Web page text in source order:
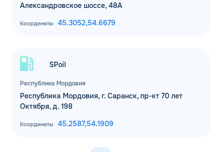
Александровское шоссе, 48А
Координаты 45.3052,54.6679
Республика Мордовия
SPoil
Республика Мордовия, г. Саранск, пр-кт 70 лет
Октября, д. 198
Координаты 45.2587,54.1909